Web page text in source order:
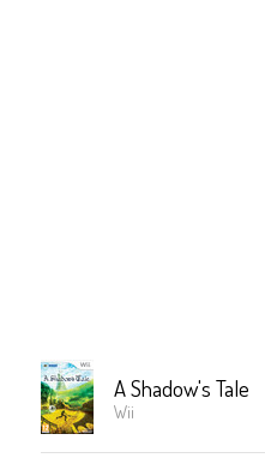
A Shadow's Tale
Wii